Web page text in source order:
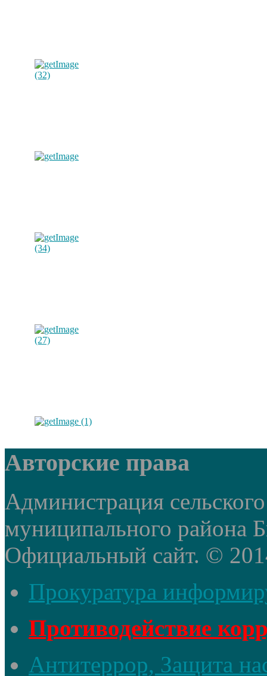
Авторские права
Администрация
муниципального района
Официальный сайт. ©
Прокуратура
Противодействие
Антитеррор, Защита